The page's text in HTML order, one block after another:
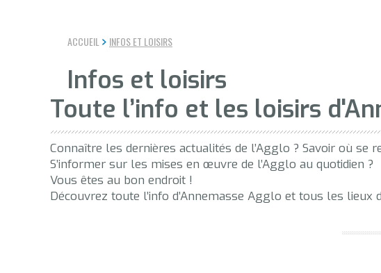
ACCUEIL INFOS ET LOISIRS
Infos et loisirs
Toute l’info et les loisirs
Connaître les dernières actualités de l’Agglo ? Savoir où se
S’informer sur les mises en œuvre de l’Agglo au quotidien ?
Vous êtes au bon endroit !
Découvrez toute l’info d’Annemasse Agglo et tous les lieux